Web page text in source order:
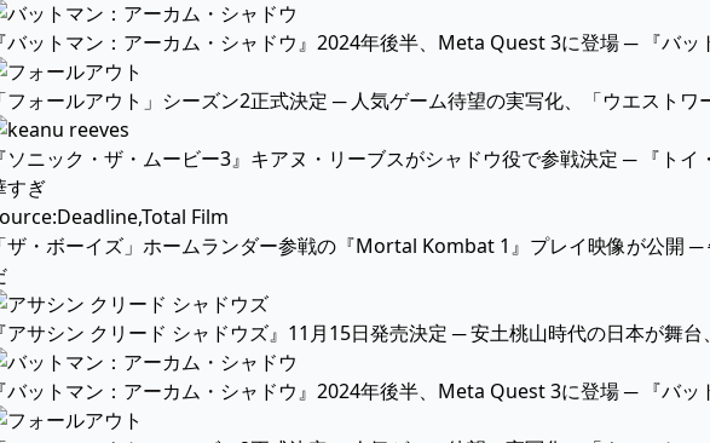
『バットマン：アーカム・シャドウ』2024年後半、Meta Quest 3に登場 ─ 『バ
「フォールアウト」シーズン2正式決定 ─ 人気ゲーム待望の実写化、「ウエスト
『ソニック・ザ・ムービー3』キアヌ・リーブスがシャドウ役で参戦決定 ─ 『ト
すぎ
Film
「ザ・ボーイズ」ホームランダー参戦の『Mortal Kombat 1』プレイ映像が公開
『アサシン クリード シャドウズ』11月15日発売決定 ─ 安土桃山時代の日本が舞
『バットマン：アーカム・シャドウ』2024年後半、Meta Quest 3に登場 ─ 『バ